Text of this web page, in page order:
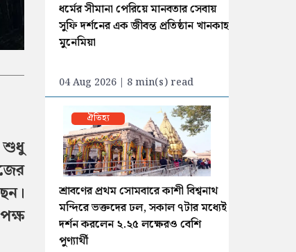
শুধু
ধর্মের সীমানা পেরিয়ে মানবতার সেবায়
সুফি দর্শনের এক জীবন্ত প্রতিষ্ঠান খানকাহ
মুনেমিয়া
04 Aug 2026 | 8 min(s) read
ঐতিহ্য
শ্রাবণের প্রথম সোমবারে কাশী বিশ্বনাথ
মন্দিরে ভক্তদের ঢল, সকাল ৭টার মধ্যেই
দর্শন করলেন ২.২৫ লক্ষেরও বেশি
পুণ্যার্থী